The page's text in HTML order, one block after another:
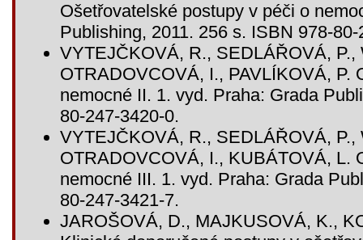
Ošetřovatelské postupy v péči o
Publishing, 2011. 256 s. ISBN 978-
VYTEJČKOVÁ, R., SEDLÁŘOVÁ, P.,
OTRADOVCOVÁ, I., PAVLÍKOVÁ, P.
nemocné II. 1. vyd. Praha: Grada
80-247-3420-0.
VYTEJČKOVÁ, R., SEDLÁŘOVÁ, P.,
OTRADOVCOVÁ, I., KUBÁTOVÁ, L.
nemocné III. 1. vyd. Praha: Grada
80-247-3421-7.
JAROŠOVÁ, D., MAJKUSOVÁ, K.,